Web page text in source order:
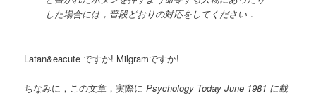
した場合には，普段どおりの対応をしてください．
Latan&eacute ですか! Milgramですか!
ちなみに，この文章，実際にPsychology Today June 1981 に載